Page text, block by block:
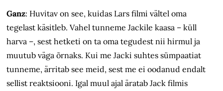
Ganz: Huvitav on see, kuidas Lars filmi vältel oma
tegelast käsitleb. Vahel tunneme Jackile kaasa – küll
harva –, sest hetketi on ta oma tegudest nii hirmul ja
muutub väga õrnaks. Kui me Jacki suhtes sümpaatiat
tunneme, ärritab see meid, sest me ei oodanud endalt
sellist reaktsiooni. Igal muul ajal äratab Jack filmis